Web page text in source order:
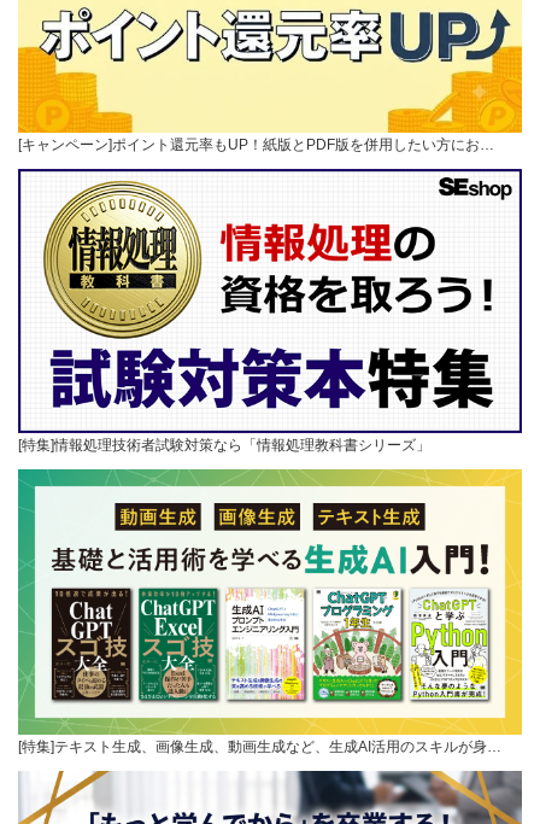
[キャンペーン]ポイント還元率もUP！紙版とPDF版を併用したい方にお…
[特集]情報処理技術者試験対策なら「情報処理教科書シリーズ」
[特集]テキスト生成、画像生成、動画生成など、生成AI活用のスキルが身…